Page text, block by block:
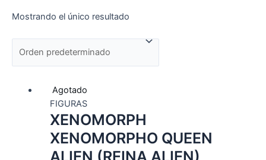
Mostrando el único resultado
Agotado
FIGURAS
XENOMORPH
XENOMORPHO QUEEN